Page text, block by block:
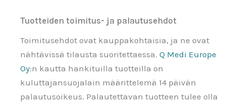
Tuotteiden toimitus- ja palautusehdot
Toimitusehdot ovat kauppakohtaisia, ja ne ovat
nähtävissä tilausta suoritettaessa. Q Medi Europe
Oy:n kautta hankituilla tuotteilla on
kuluttajansuojalain määrittelemä 14 päivän
palautusoikeus. Palautettavan tuotteen tulee olla